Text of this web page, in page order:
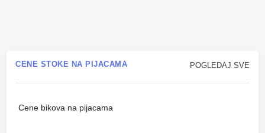
POGLEDAJ SVE
CENE STOKE NA PIJACAMA
Cene bikova na pijacama